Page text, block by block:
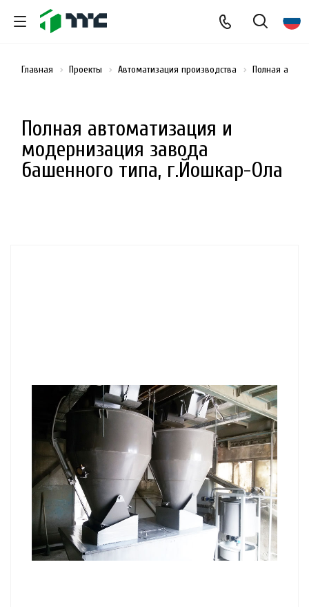
Полная автоматизация и
модернизация завода
башенного типа, г.Йошкар-Ола
Главная Проекты Автоматизация производства Полная